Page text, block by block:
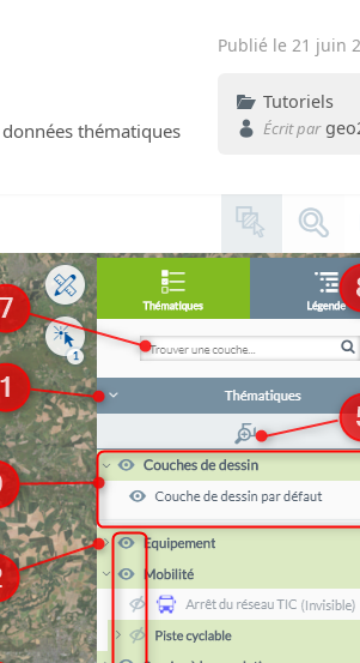
thématiques
Publié le 21 juin
Tutoriels
Écrit par